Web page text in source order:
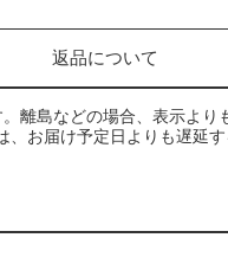
返品について
離島などの場合、表示より
、お届け予定日よりも遅延